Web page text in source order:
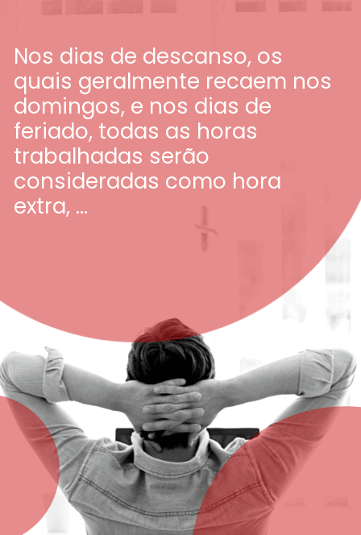
Nos dias de descanso, os
quais geralmente recaem nos
domingos, e nos dias de
feriado, todas as horas
trabalhadas serão
consideradas como hora
extra, ...